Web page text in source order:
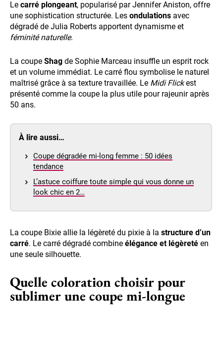
Le carré plongeant, popularisé par Jennifer Aniston, offre
une sophistication structurée. Les ondulations avec
dégradé de Julia Roberts apportent dynamisme et
féminité naturelle.
La coupe Shag de Sophie Marceau insuffle un esprit rock
et un volume immédiat. Le carré flou symbolise le naturel
maîtrisé grâce à sa texture travaillée. Le Midi Flickest
présenté comme la coupe la plus utile pour rajeunir après
50 ans.
À lire aussi…
Coupe dégradée mi-long femme : 50 idées
tendance
L’astuce coiffure toute simple qui vous donne un
look chic en 2…
La coupe Bixie allie la légèreté du pixie à la structure d’un
carré. Le carré dégradé combine élégance et légèreté en
une seule silhouette.
Quelle coloration choisir pour
sublimer une coupe mi-longue